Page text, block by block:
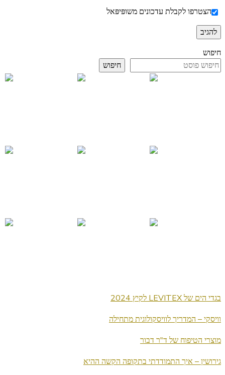
הצטרפו לקבלת עדכונים משופּיפּאל
חיפוש
חיפוש
בגדי הים של LEVITEX לקיץ 2024
וויסקי – המדריך לוויסקולוגית מתחילה
מוצרי הטיפוח של ד"ר דבור
גירושין – איך התמודדתי בתקופה הקשה ההיא